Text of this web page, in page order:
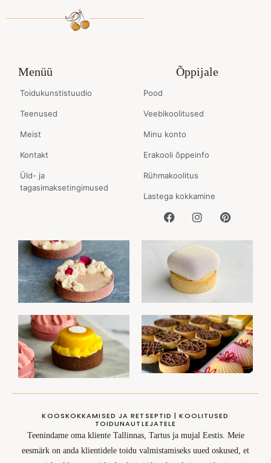
Menüü
Toidukunstistuudio
Teenused
Meist
Kontakt
Üld- ja
tagasimaksetingimused
Õppijale
Pood
Veebikoolitused
Minu konto
Erakooli õppeinfo
Rühmakoolitus
Lastega kokkamine
KOOSKOKKAMISED JA RETSEPTID | KOOLITUSED
TOIDUNAUTLEJATELE
Teenindame oma kliente Tallinnas, Tartus ja mujal Eestis. Meie
eesmärk on anda klientidele toidu valmistamiseks uued oskused, et